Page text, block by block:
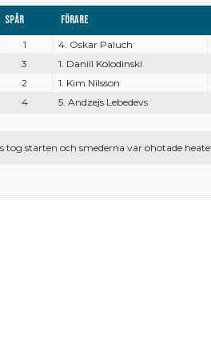
Spår Förare
1
4. Oskar Paluch
3
1. Daniil Kolodinski
2
1. Kim Nilsson
4
5. Andzejs Lebedevs
tog starten och smederna var ohotade